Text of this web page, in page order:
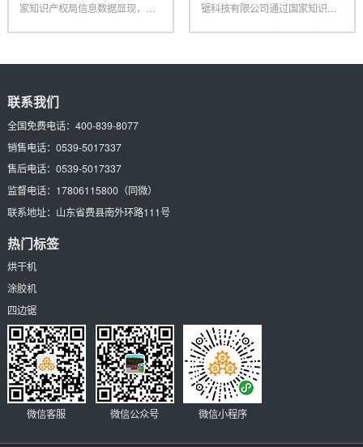
家知识产权局信息数据显现，温
锯科技有限公司通过国家知识产
联系我们
全国免费电话： 400-839-8077
销售电话： 0539-5017337
售后电话： 0539-5017337
监督电话： 17806115800（同微）
联系地址： 山东省费县南外环路111号
热门标签
烘干机
涂胶机
四边锯
微信客服 微信公众号 微信小程序